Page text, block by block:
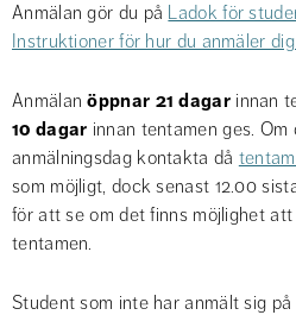
Anmälan gör du på Ladok för
Instruktioner för hur du anmäler
Anmälan öppnar 21 dagar innan
10 dagar innan tentamen ges. Om
anmälningsdag kontakta då
som möjligt, dock senast 12.00
för att se om det finns möjlighet
tentamen.
Student som inte har anmält sig